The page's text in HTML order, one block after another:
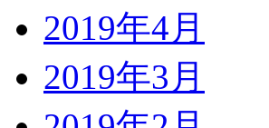
2019年4月
2019年3月